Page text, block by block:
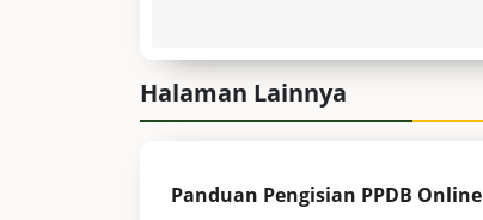
Halaman Lainnya
Panduan Pengisian PPDB Online